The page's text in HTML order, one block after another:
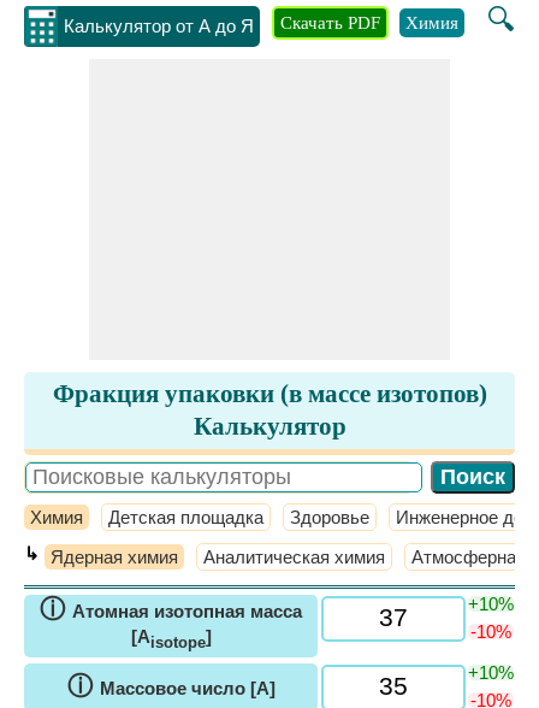
Калькулятор от А до Я 🔍
Скачать PDF Химия
Фракция упаковки (в массе изотопов)
Калькулятор
Химия Детская площадка Здоровье Инженерное
↳ Ядерная химия Аналитическая химия Атмосферная
ⓘ Атомная изотопная масса
[Aisotope]
+10%
-10%
ⓘ Массовое число [A]
+10%
-10%